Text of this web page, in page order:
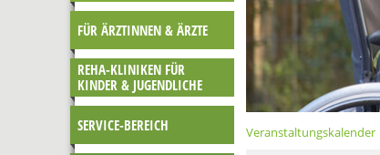
FÜR ÄRZTINNEN & ÄRZTE
REHA-KLINIKEN FÜR
KINDER & JUGENDLICHE
SERVICE-BEREICH Veranstaltungskalender